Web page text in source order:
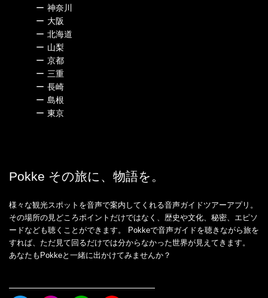
ー 神奈川
ー 大阪
ー 北海道
ー 山梨
ー 京都
ー 三重
ー 長崎
ー 島根
ー 東京
Pokke その旅に、物語を。
様々な観光スポットを音声で案内してくれる音声ガイドツアーアプリ。
その場所の見どころポイントだけではなく、歴史や文化、秘密、エピソ
ードなども聴くことができます。 Pokkeで音声ガイドを聴きながら旅を
すれば、ただ見て回るだけでは分からなかった世界が見えてきます。
あなたもPokkeと一緒に出かけてみませんか？